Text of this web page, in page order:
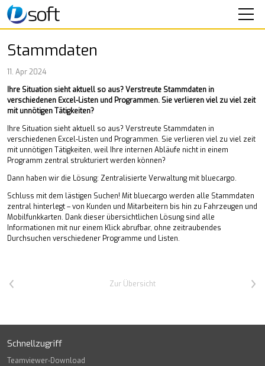
SOFTWARE
SEMINARE
IT-SERVICE
UNTERNEHMEN
Aktuelles
Über uns
Mitarbeiter
Karriere
KONTAKT
Stammdaten
11. Apr 2024
Ihre Situation sieht aktuell so aus? Verstreute Stammdaten in
verschiedenen Excel-Listen und Programmen. Sie verlieren viel zu viel zeit
mit unnötigen Tätigkeiten?
Ihre Situation sieht aktuell so aus? Verstreute Stammdaten in
verschiedenen Excel-Listen und Programmen. Sie verlieren viel zu viel zeit
mit unnötigen Tätigkeiten, weil Ihre internen Abläufe nicht in einem
Programm zentral strukturiert werden können?
Dann haben wir die Lösung: Zentralisierte Verwaltung mit bluecargo.
Schluss mit dem lästigen Suchen! Mit bluecargo werden alle Stammdaten
zentral hinterlegt – von Kunden und Mitarbeitern bis hin zu Fahrzeugen und
Mobilfunkkarten. Dank dieser übersichtlichen Lösung sind alle
Informationen mit nur einem Klick abrufbar, ohne zeitraubendes
Durchsuchen verschiedener Programme und Listen.
Vorheriger Artikel Zur Übersicht Nächster Artikel
Schnellzugriff
Teamviewer-Download